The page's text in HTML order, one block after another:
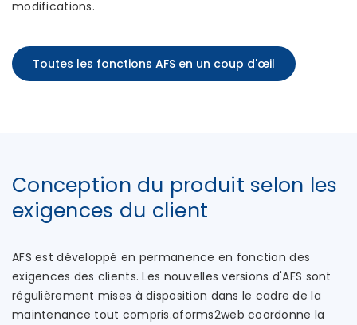
modifications.
Toutes les fonctions AFS en un coup d'œil
Conception du produit selon les
exigences du client
AFS est développé en permanence en fonction des
exigences des clients. Les nouvelles versions d'AFS sont
régulièrement mises à disposition dans le cadre de la
maintenance tout compris.aforms2web coordonne la